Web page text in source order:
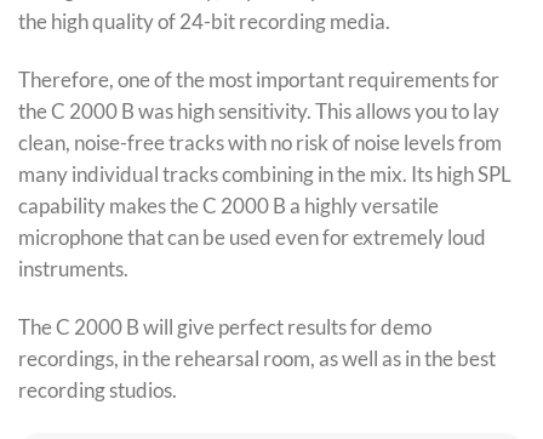
the high quality of 24-bit recording media.
Therefore, one of the most important requirements for
the C 2000 B was high sensitivity. This allows you to lay
clean, noise-free tracks with no risk of noise levels from
many individual tracks combining in the mix. Its high SPL
capability makes the C 2000 B a highly versatile
microphone that can be used even for extremely loud
instruments.
The C 2000 B will give perfect results for demo
recordings, in the rehearsal room, as well as in the best
recording studios.